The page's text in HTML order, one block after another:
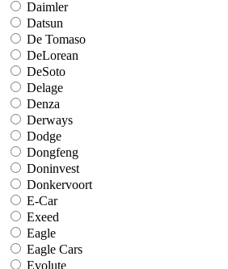
Daimler
Datsun
De Tomaso
DeLorean
DeSoto
Delage
Denza
Derways
Dodge
Dongfeng
Doninvest
Donkervoort
E-Car
Exeed
Eagle
Eagle Cars
Evolute